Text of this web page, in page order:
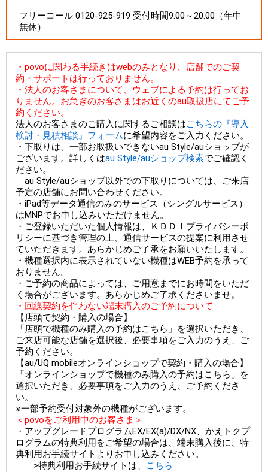
フリーコール 0120-925-919 受付時間9:00～20:00（年中
無休）
・povoに関わる手続きはwebのみとなり、店舗でのご契
約・サポートは行っておりません。
・法人のお客さまについて、ウェブによる予約は行ってお
りません。お急ぎのお客さまはお近くのau取扱店にてご予
約ください。
法人のお客さまのご購入に関するご相談はこちらの『導入
検討・見積相談』フォームに希望内容をご入力ください。
・下取りは、一部お取扱いできないau Style/auショップが
ございます。詳しくはau Style/auショップ検索でご確認く
ださい。
au Style/auショップ以外での下取りについては、ご来店
予定の店舗にお問い合わせください。
・iPad等データ通信のみのサービス（シングルサービス）
はMNPでお申し込みいただけません。
・ご登録いただいた個人情報は、ＫＤＤＩプライバシーポ
リシーに基づき管理の上、通信サービスの提案に利用させ
ていただきます。あらかじめご了承をお願いいたします。
・機種選択内に表示されていない機種はWEB予約を承って
おりません。
・ご予約の商品によっては、ご用意までにお時間をいただ
く場合がございます。あらかじめご了承くださいませ。
・回線契約を伴わない端末購入のご予約について
【店頭で契約・購入の場合】
「店頭で機種のみ購入の予約はこちら」を選択いただき、
ご来店可能な店舗を選択後、必要事項をご入力のうえ、ご
予約ください。
【au/UQ mobileオンラインショップで契約・購入の場合】
「オンラインショップで機種のみ購入の予約はこちら」を
選択いただき、必要事項をご入力のうえ、ご予約くださ
い。
※一部予約受付対象外の機種がございます。
＜povoをご利用中のお客さま＞
・アップグレードプログラムEX/EX(a)/DX/NX、かえトクプ
ログラムの特典利用をご希望の場合は、端末購入後に、特
典利用お手続サイトよりお申し込みください。
>特典利用お手続サイトは、
こちら